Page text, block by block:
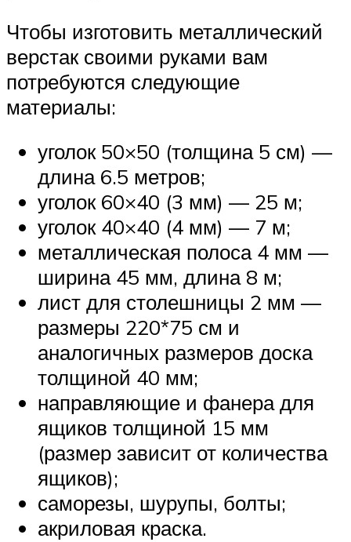
Чтобы изготовить металлический
верстак своими руками вам
потребуются следующие
материалы:
уголок 50×50 (толщина 5 см) —
длина 6.5 метров;
уголок 60×40 (3 мм) — 25 м;
уголок 40×40 (4 мм) — 7 м;
металлическая полоса 4 мм —
ширина 45 мм, длина 8 м;
лист для столешницы 2 мм —
размеры 220*75 см и
аналогичных размеров доска
толщиной 40 мм;
направляющие и фанера для
ящиков толщиной 15 мм
(размер зависит от количества
ящиков);
саморезы, шурупы, болты;
акриловая краска.